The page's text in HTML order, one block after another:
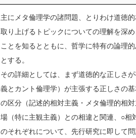
主にメタ倫理学の諸問題、とりわけ道徳
取り上げるトピックについての理解を深
ことを知るとともに、哲学に特有の論理
とする。
その詳細としては、まず道徳的な正しさ
義とカント倫理学）が主張する正しさの
の区分（記述的相対主義・メタ倫理的相
場（特に主観主義）との相違と関連、○
のそれぞれについて、先行研究に即して